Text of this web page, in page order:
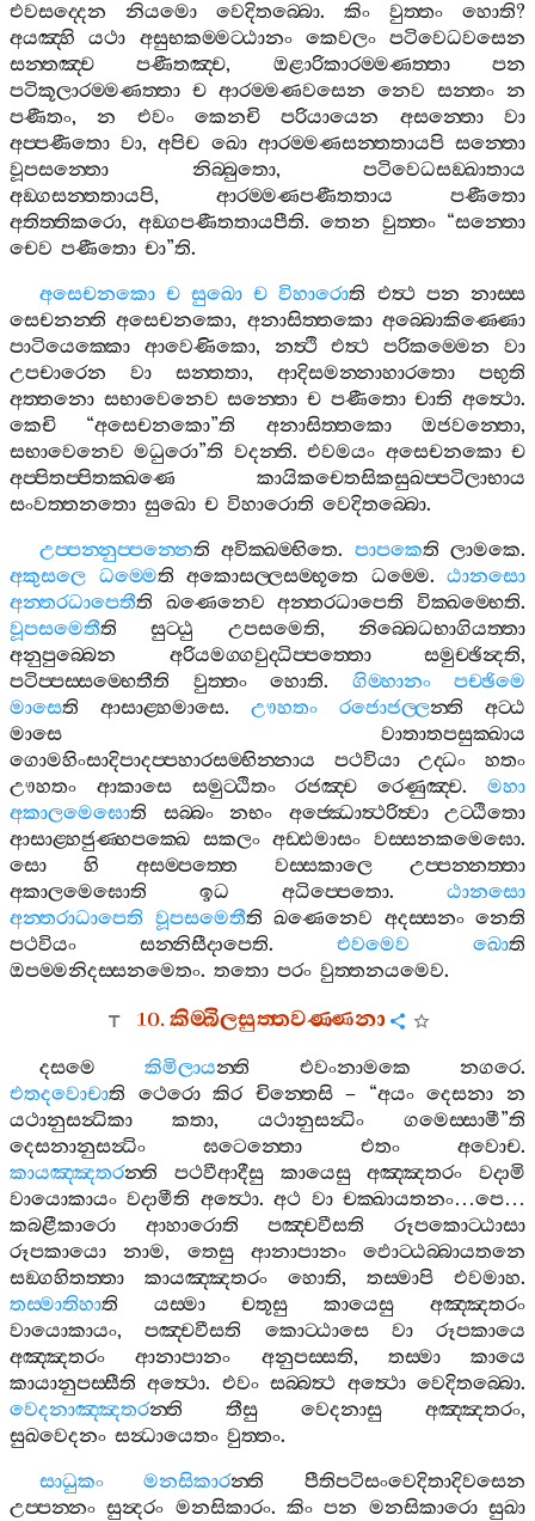
එවසද‍්දෙන
නියමො වෙදිතබ‍්බො. කිං වුත‍්තං හොති?
අයඤ‍්හි
යථා අසුභකම‍්මට‍්ඨානං කෙවලං පටිවෙධවසෙන
සන‍්තඤ‍්ච
පණීතඤ‍්ච, ඔළාරිකාරම‍්මණත‍්තා
පන
පටිකූලාරම‍්මණත‍්තා ච ආරම‍්මණවසෙන නෙව සන‍්තං න
පණීතං,න එවං කෙනචි පරියායෙන අසන‍්තො
වා
අප‍්පණීතො වා,අපිච ඛො ආරම‍්මණසන‍්තතායපි සන‍්තො
වූපසන‍්තො
නිබ‍්බුතො, පටිවෙධසඞ‍්ඛාතාය
අඞ‍්ගසන‍්තතායපි, ආරම‍්මණපණීතතාය
පණීතො
අතිත‍්තිකරො, අඞ‍්ගපණීතතායපීති. තෙන වුත‍්තං“සන‍්තො
චෙව පණීතො චා”ති.
අසෙචනකො ච සුඛො ච විහාරොති එත්‍ථ පන නාස‍්ස
සෙචනන‍්ති අසෙචනකො, අනාසිත‍්තකො අබ‍්බොකිණ‍්ණො
පාටියෙක‍්කො
ආවෙණිකො, නත්‍ථි එත්‍ථ පරිකම‍්මෙන
වා
උපචාරෙන
වා සන‍්තතා, ආදිසමන‍්නාහාරතො
පභුති
අත‍්තනො සභාවෙනෙව සන‍්තො ච පණීතො චාති අත්‍ථො.
කෙචි “අසෙචනකො”ති අනාසිත‍්තකො ඔජවන‍්තො,
සභාවෙනෙව මධුරො”ති වදන‍්ති.එවමයං අසෙචනකො ච
අප‍්පිතප‍්පිතක‍්ඛණෙ
කායිකචෙතසිකසුඛප‍්පටිලාභාය
සංවත‍්තනතො සුඛො ච විහාරොති වෙදිතබ‍්බො.
උප‍්පන‍්නුප‍්පන‍්නෙති අවික‍්ඛම‍්භිතෙ. පාපකෙති ලාමකෙ.
අකුසලෙ ධම‍්මෙති අකොසල‍්ලසම‍්භූතෙ ධම‍්මෙ. ඨානසො
අන‍්තරධාපෙතීති ඛණෙනෙව අන‍්තරධාපෙති වික‍්ඛම‍්භෙති.
වූපසමෙතීති සුට‍්ඨු උපසමෙති,නිබ‍්බෙධභාගියත‍්තා
අනුපුබ‍්බෙන
අරියමග‍්ගවුද‍්ධිප‍්පත‍්තො සමුච‍්ඡින්‍දති,
පටිප‍්පස‍්සම‍්භෙතීති
වුත‍්තං හොති. ගිම‍්හානං
පච‍්ඡිමෙ
මාසෙති ආසාළ‍්හමාසෙ. ඌහතං රජොජල‍්ලන‍්ති
අට‍්ඨ
මාසෙ
වාතාතපසුක‍්ඛාය
ගොමහිංසාදිපාදප‍්පහාරසම‍්භින‍්නාය
පථවියා උද‍්ධං
හතං
ඌහතං
ආකාසෙ සමුට‍්ඨිතං රජඤ‍්ච රෙණුඤ‍්ච.මහා
අකාලමෙඝොති සබ‍්බං නභං අජ‍්ඣොත්‍ථරිත්‍වා
උට‍්ඨිතො
ආසාළ‍්හජුණ‍්හපක‍්ඛෙ සකලං අඩ‍්ඪමාසං වස‍්සනකමෙඝො.
සො
හි අසම‍්පත‍්තෙ වස‍්සකාලෙ
උප‍්පන‍්නත‍්තා
අකාලමෙඝොති
ඉධ අධිප‍්පෙතො. ඨානසො
අන‍්තරාධාපෙති වූපසමෙතීති ඛණෙනෙව අදස‍්සනං නෙති
පථවියං
සන‍්නිසීදාපෙති. එවමෙව ඛොති
ඔපම‍්මනිදස‍්සනමෙතං. තතො පරං වුත‍්තනයමෙව.
10.කිම‍්බිලසුත‍්තවණ‍්ණනා
දසමෙ කිමිලායන‍්ති එවංනාමකෙ නගරෙ.
එතදවොචාති ථෙරො කිර චින‍්තෙසි– “අයං දෙසනා න
යථානුසන්‍ධිකා
කතා, යථානුසන්‍ධිං ගමෙස‍්සාමී”ති
දෙසනානුසන්‍ධිං
ඝටෙන‍්තො එතං අවොච.
කායඤ‍්ඤතරන‍්ති පථවීආදීසු කායෙසු අඤ‍්ඤතරං
වදාමි
වායොකායං වදාමීති අත්‍ථො.අථ වා චක‍්ඛායතනං…පෙ…
කබළීකාරො
ආහාරොති පඤ‍්චවීසති
රූපකොට‍්ඨාසා
රූපකායො
නාම, තෙසු ආනාපානං
ඵොට‍්ඨබ‍්බායතනෙ
සඞ‍්ගහිතත‍්තා
කායඤ‍්ඤතරං හොති, තස‍්මාපි එවමාහ.
තස‍්මාතිහාති යස‍්මා චතූසු කායෙසු
අඤ‍්ඤතරං
වායොකායං,පඤ‍්චවීසති කොට‍්ඨාසෙ වා
රූපකායෙ
අඤ‍්ඤතරං
ආනාපානං අනුපස‍්සති, තස‍්මා
කායෙ
කායානුපස‍්සීති අත්‍ථො. එවං සබ‍්බත්‍ථ අත්‍ථො වෙදිතබ‍්බො.
වෙදනාඤ‍්ඤතරන‍්ති තීසු වෙදනාසු අඤ‍්ඤතරං,
සුඛවෙදනං සන්‍ධායෙතං වුත‍්තං.
සාධුකං
මනසිකාරන‍්ති
පීතිපටිසංවෙදිතාදිවසෙන
උප‍්පන‍්නං සුන්‍දරං මනසිකාරං.කිං පන මනසිකාරො සුඛා